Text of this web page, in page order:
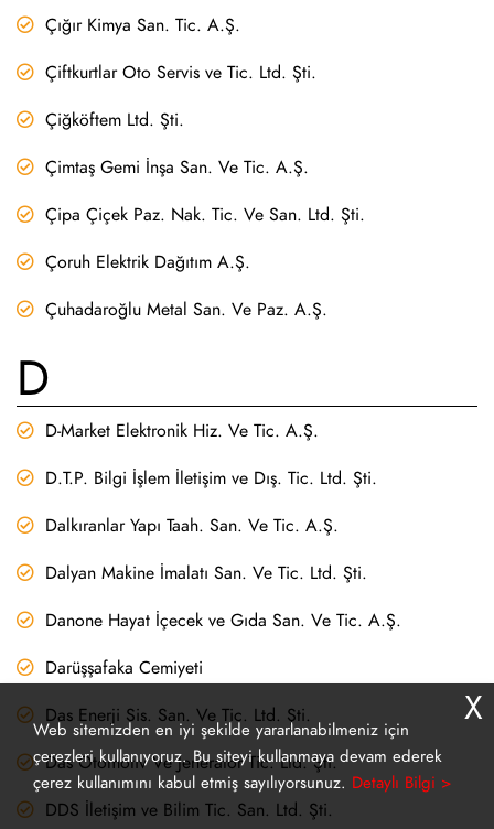
Çığır Kimya San. Tic. A.Ş.
Çiftkurtlar Oto Servis ve Tic. Ltd. Şti.
Çiğköftem Ltd. Şti.
Çimtaş Gemi İnşa San. Ve Tic. A.Ş.
Çipa Çiçek Paz. Nak. Tic. Ve San. Ltd. Şti.
Çoruh Elektrik Dağıtım A.Ş.
Çuhadaroğlu Metal San. Ve Paz. A.Ş.
D
D-Market Elektronik Hiz. Ve Tic. A.Ş.
D.T.P. Bilgi İşlem İletişim ve Dış. Tic. Ltd. Şti.
Dalkıranlar Yapı Taah. San. Ve Tic. A.Ş.
Dalyan Makine İmalatı San. Ve Tic. Ltd. Şti.
Danone Hayat İçecek ve Gıda San. Ve Tic. A.Ş.
Darüşşafaka Cemiyeti
Das Enerji Sis. San. Ve Tic. Ltd. Şti.
Das Otomotiv Ve Jeneratör Tic. Ltd. Şti.
DDS İletişim ve Bilim Tic. San. Ltd. Şti.
Web sitemizden en iyi şekilde yararlanabilmeniz için
çerezleri kullanıyoruz. Bu siteyi kullanmaya devam ederek
çerez kullanımını kabul etmiş sayılıyorsunuz. Detaylı Bilgi >
X